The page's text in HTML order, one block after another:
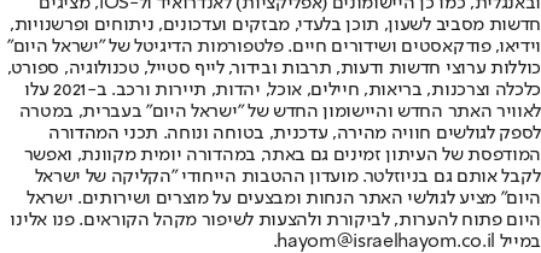
חדשות מסביב לשעון, תוכן בלעדי, מבזקים ועדכונים, ניתוחים ופרשנויות,
וידיאו, פודקאסטים ושידורים חיים. פלטפורמות הדיגיטל של "ישראל היום"
כוללות ערוצי חדשות ודעות, תרבות ובידור, לייף סטייל, טכנולוגיה, ספורט,
כלכלה וצרכנות, בריאות, חיילים, אוכל, יהדות, תיירות ורכב. ב-2021 עלו
לאוויר האתר החדש והיישומון החדש של "ישראל היום" בעברית, במטרה
לספק לגולשים חוויה מהירה, עדכנית, בטוחה ונוחה. תכני המהדורה
המודפסת של העיתון זמינים גם באתר, במהדורה יומית מקוונת, ואפשר
לקבל אותם גם בניוזלטר. מועדון ההטבות הייחודי "הקליקה של ישראל
היום" מציע לגולשי האתר הנחות ומבצעים על מוצרים ושירותים. ישראל
היום פתוח להערות, לביקורת ולהצעות לשיפור מקהל הקוראים. פנו אלינו
במייל hayom@israelhayom.co.il.